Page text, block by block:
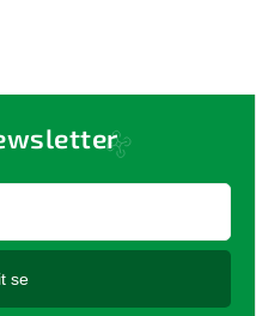
se